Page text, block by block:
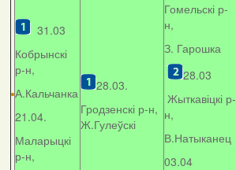
31.03
Кобрынскі
р-н,
А.Кальчанка
21.04.
Маларыцкі
р-н,
28.03.
Гродзенскі р-н,
Ж.Гулеўскі
Гомельскі р-
н,
З. Гарошка
28.03
Жыткавіцкі р-
н,
В.Натыканец
03.04